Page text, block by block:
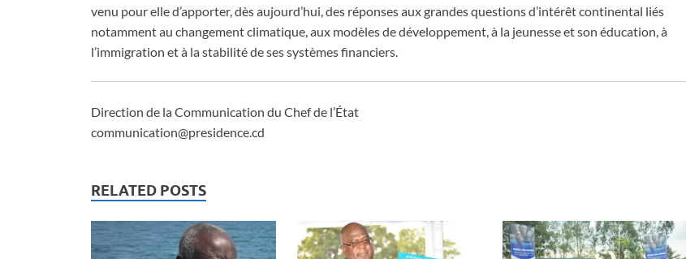
venu pour elle d’apporter, dès aujourd’hui, des réponses aux grandes questions d’intérêt continental liés
notamment au changement climatique, aux modèles de développement, à la jeunesse et son éducation, à
l’immigration et à la stabilité de ses systèmes financiers.
Direction de la Communication du Chef de l’État
communication@presidence.cd
RELATED POSTS